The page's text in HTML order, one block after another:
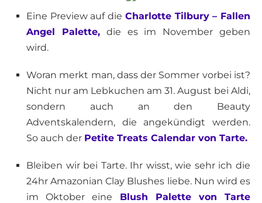
Eine Preview auf die Charlotte Tilbury – Fallen
Angel Palette,die es im November geben
wird.
Woran merkt man, dass der Sommer vorbei ist?
Nicht nur am Lebkuchen am 31. August bei Aldi,
sondern auch an den Beauty
Adventskalendern, die angekündigt werden.
So auch der Petite Treats Calendar von Tarte.
Bleiben wir bei Tarte. Ihr wisst, wie sehr ich die
24hr Amazonian Clay Blushes liebe. Nun wird es
im Oktober eine Blush Palette von Tarte